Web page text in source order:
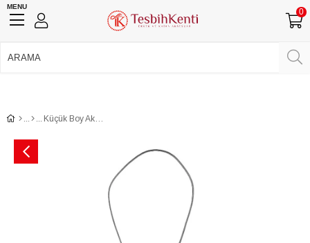
MENU
0
Küçük Boy Akrep Fosilli Anahtarlık & Kolye